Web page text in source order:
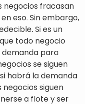
negocios fracasan
eso. Sin embargo,
Si es un
todo negocio
para
se siguen
habrá la demanda
siguen
a flote y ser